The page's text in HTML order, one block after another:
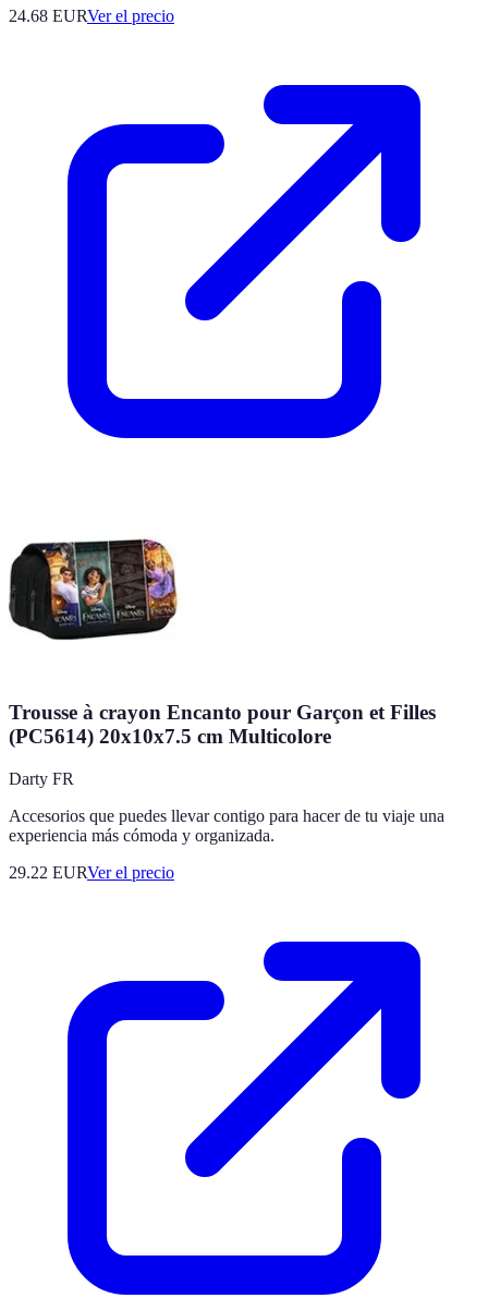
24.68 EURVer el precio
Trousse à crayon Encanto pour Garçon et Filles
(PC5614) 20x10x7.5 cm Multicolore
Darty FR
Accesorios que puedes llevar contigo para hacer de tu viaje una
experiencia más cómoda y organizada.
29.22 EURVer el precio